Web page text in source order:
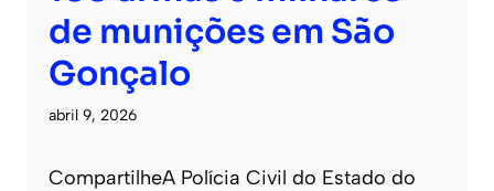
de munições em São
Gonçalo
abril 9, 2026
CompartilheA Polícia Civil do Estado do